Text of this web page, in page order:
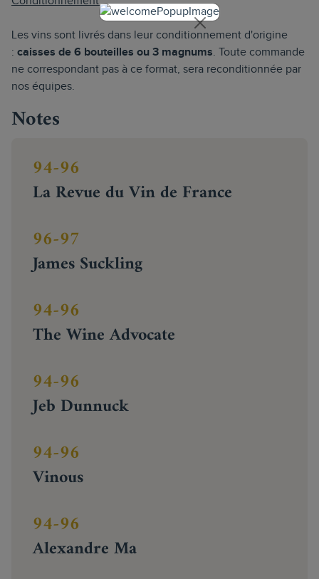
Les vins sont livrés dans leur conditionnement d'origine
: caisses de 6 bouteilles ou 3 magnums. Toute commande
ne correspondant pas à ce format, sera reconditionnée par
nos équipes.
Notes
94-96
La Revue du Vin de France
96-97
James Suckling
94-96
The Wine Advocate
94-96
Jeb Dunnuck
94-96
Vinous
94-96
Alexandre Ma